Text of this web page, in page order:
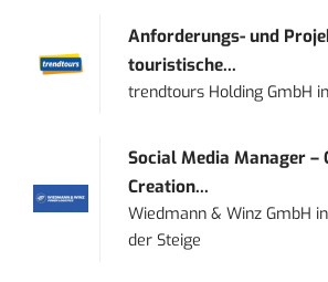
Anforderungs- und
touristische...
trendtours Holding GmbH in
Social Media Manager –
Creation...
Wiedmann & Winz GmbH
der Steige